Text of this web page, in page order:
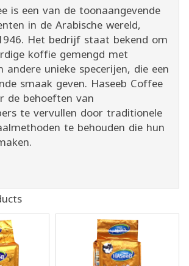
is een van de toonaangevende
in de Arabische wereld,
Het bedrijf staat bekend om
koffie gemengd met
andere unieke specerijen, die een
smaak geven. Haseeb Coffee
de behoeften van
te vervullen door traditionele
te behouden die hun